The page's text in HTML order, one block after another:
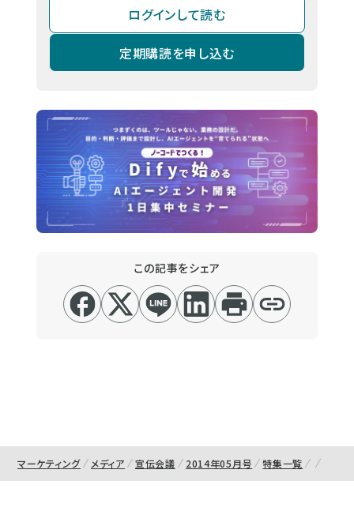
ログインして読む
定期購読を申し込む
この記事をシェア
マーケティング メディア 宣伝会議 2014年05月号 特集一覧